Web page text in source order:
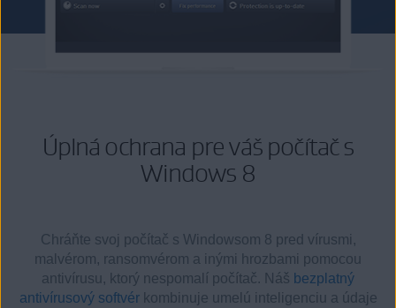
Úplná ochrana pre váš počítač s
Windows 8
Chráňte svoj počítač s Windowsom 8 pred vírusmi,
malvérom, ransomvérom a inými hrozbami pomocou
antivírusu, ktorý nespomalí počítač. Náš bezplatný
antivírusový softvérkombinuje umelú inteligenciu a údaje